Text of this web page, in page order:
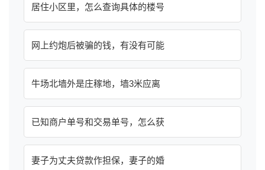
居住小区里，怎么查询具体的楼号
网上约炮后被骗的钱，有没有可能
牛场北墙外是庄稼地，墙3米应离
已知商户单号和交易单号，怎么获
妻子为丈夫贷款作担保，妻子的婚